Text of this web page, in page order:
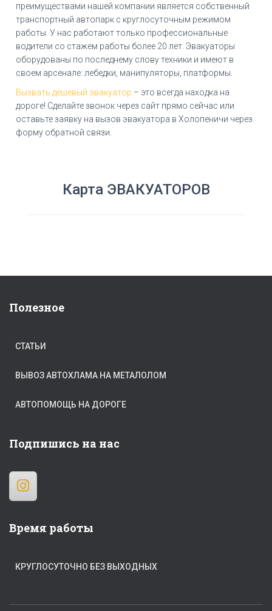
преимуществами нашей компании является собственный
транспортный автопарк с круглосуточным режимом
работы. У нас работают только профессиональные
водители со стажем работы более 20 лет. Эвакуаторы
оборудованы по последнему слову техники и имеют в
своем арсенале: лебедки, манипуляторы, платформы.
Вызвать дешевый эвакуатор – это всегда находка на
дороге! Сделайте звонок через сайт прямо сейчас или
оставьте заявку на вызов эвакуатора в Холопеничи через
форму обратной связи.
Карта ЭВАКУАТОРОВ
Полезное
СТАТЬИ
ВЫВОЗ АВТОХЛАМА НА МЕТАЛОЛОМ
АВТОПОМОЩЬ НА ДОРОГЕ
Подпишись на нас
Время работы
КРУГЛОСУТОЧНО БЕЗ ВЫХОДНЫХ